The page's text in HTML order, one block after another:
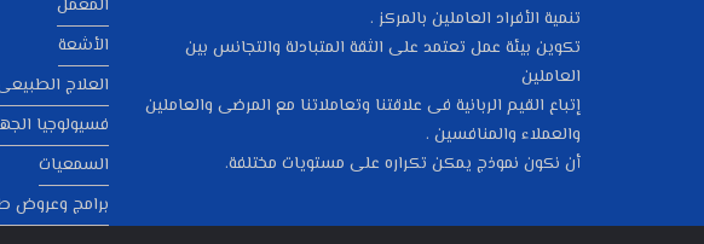
تنمية الأفراد العاملين بالمركز .
تكوين بيئة عمل تعتمد على الثقة المتبادلة والتجانس بين
العاملين
إتباع القيم الربانية فى علاقتنا وتعاملاتنا مع المرضى والعاملين
والعملاء والمنافسين .
أن نكون نموذج يمكن تكراره على مستويات مختلفة.
المعمل
الأشعة
العلاج
فسيولوجيا
السمعيات
برامج وعروض